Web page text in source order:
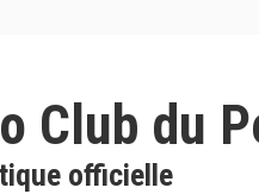
Club du
officielle